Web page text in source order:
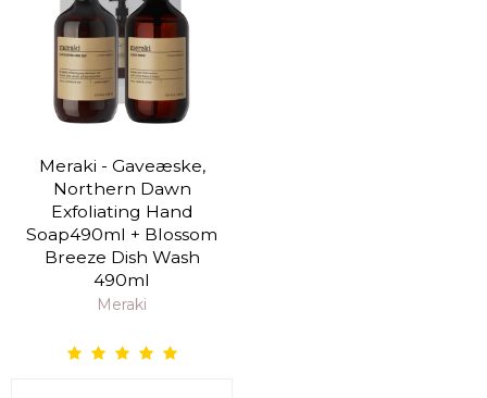
Meraki - Gaveæske,
Northern Dawn
Exfoliating Hand
Soap490ml + Blossom
Breeze Dish Wash
490ml
Meraki